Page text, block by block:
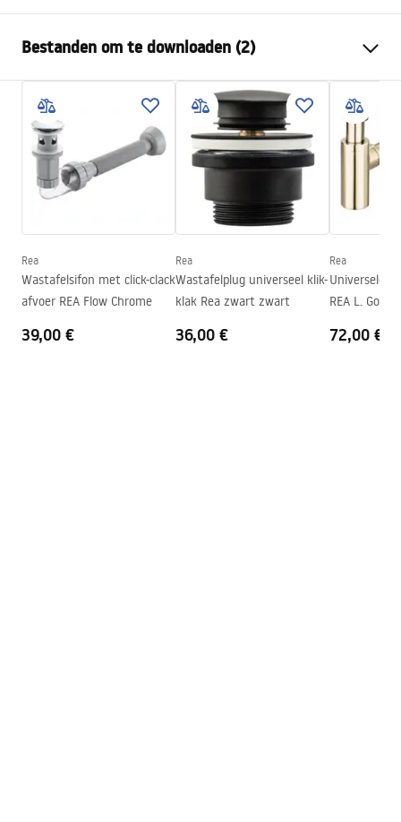
Materiaal
Sanitair keramiek
Kleur
Wit/Goud
Afwerking
Glanzend, Geborsteld
Lengte
360mm
Breedte
360mm
Hoogte
115mm
95mm
Vorm
Kraangat
Nee
Bestanden om te downloaden (2)
Montagehandleiding
Garantievoorwaarden
Warranty_Terms_and_Conditions_Basins_-_5.pdf
Rea
Wastafelsifon met click-clack
afvoer REA Flow Chrome
39,00 €
Rea
Wastafelplug universeel klik-
klak Rea zwart zwart
36,00 €
Rea
Universele
REA L. Gold
72,00 €